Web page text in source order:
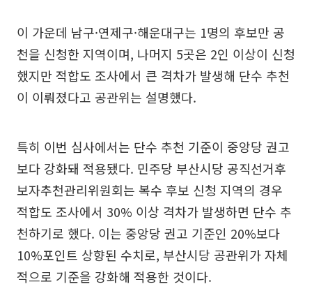
이 가운데 남구·연제구·해운대구는 1명의 후보만 공
천을 신청한 지역이며, 나머지 5곳은 2인 이상이 신청
했지만 적합도 조사에서 큰 격차가 발생해 단수 추천
이 이뤄졌다고 공관위는 설명했다.
특히 이번 심사에서는 단수 추천 기준이 중앙당 권고
보다 강화돼 적용됐다. 민주당 부산시당 공직선거후
보자추천관리위원회는 복수 후보 신청 지역의 경우
적합도 조사에서 30% 이상 격차가 발생하면 단수 추
천하기로 했다. 이는 중앙당 권고 기준인 20%보다
10%포인트 상향된 수치로, 부산시당 공관위가 자체
적으로 기준을 강화해 적용한 것이다.